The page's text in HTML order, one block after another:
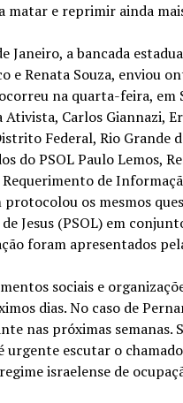
matar e reprimir ainda
Janeiro, a bancada
e Renata Souza, enviou
na quarta-feira, em
Ativista, Carlos Giannazi,
Federal, Rio Grande
do PSOL Paulo Lemos,
de
protocolou os mesmos
Jesus (PSOL) em
foram apresentados
sociais e
dias. No caso de
nas próximas semanas.
urgente escutar o
israelense de